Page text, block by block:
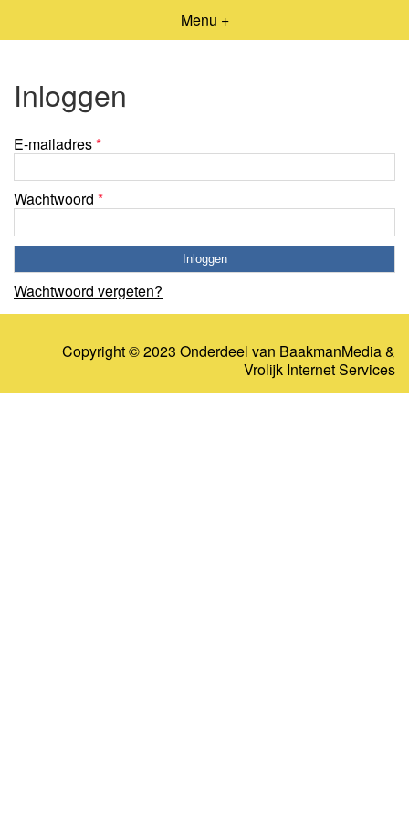
Menu +
Inloggen
E-mailadres*
Wachtwoord *
Wachtwoord vergeten?
Copyright © 2023 Onderdeel van BaakmanMedia&
Vrolijk Internet Services